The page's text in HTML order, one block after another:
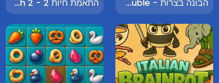
הבונה בצרות - The Beaver in Trouble התאמת חיות 2 - Animal Match 2